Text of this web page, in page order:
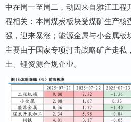
中在周一至周二，动因来自雅江工程
程相关：本周煤炭板块受煤矿生产核
强，迎来暴涨；能源金属与小金属板
主要由于国家专项打击战略矿产走私
土、锂资源合规企业。